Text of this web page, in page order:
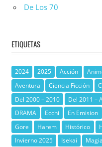
De Los 70
ETIQUETAS
2024 2025 Acción
Aventura
Ciencia Ficción
Del 2000 – 2010
Del 2011 –
DRAMA
Ecchi En Emision
Gore
Harem Histórico
Invierno 2025
Isekai Magia